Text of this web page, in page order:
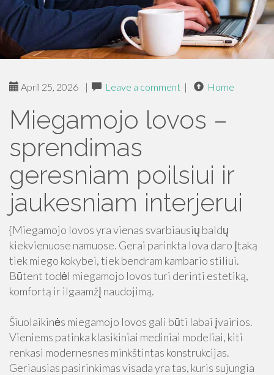
April 25, 2026 | Leave a comment | Home
Miegamojo lovos –
sprendimas
geresniam poilsiui ir
jaukesniam interjerui
{Miegamojo lovos yra vienas svarbiausių baldų
kiekvienuose namuose. Gerai parinkta lova daro įtaką
tiek miego kokybei, tiek bendram kambario stiliui.
Būtent todėl miegamojo lovos turi derinti estetiką,
komfortą ir ilgaamžį naudojimą.
Šiuolaikinės miegamojo lovos gali būti labai įvairios.
Vieniems patinka klasikiniai mediniai modeliai, kiti
renkasi modernesnes minkštintas konstrukcijas.
Geriausias pasirinkimas visada yra tas, kuris sujungia